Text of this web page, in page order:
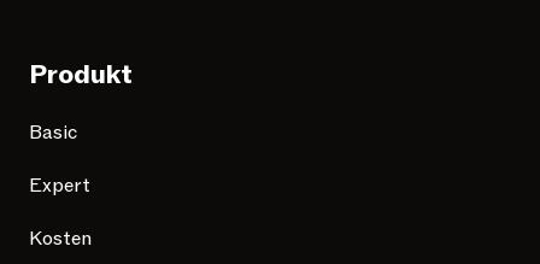
Produkt
Basic
Expert
Kosten